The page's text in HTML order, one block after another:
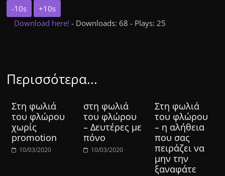
-10s
+10s
Download here!- Downloads: 68 - Plays: 25
Περισσότερα...
Στη φωλιά
του φλώρου
χωρίς
promotion
10/03/2020
στη φωλιά
του φλώρου
– Δευτέρες με
πόνο
10/03/2020
Στη φωλιά
του φλώρου
– η αλήθεια
που σας
πειράζει να
μην την
ξαναφάτε